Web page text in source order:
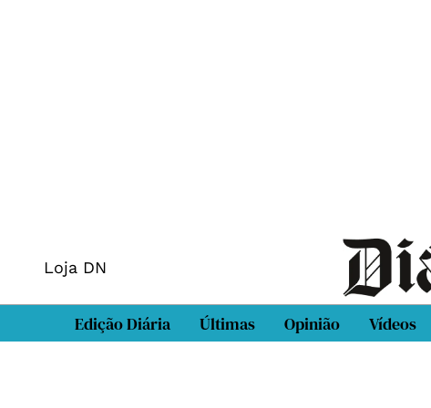
Loja DN
Edição Diária Últimas Opinião Vídeos